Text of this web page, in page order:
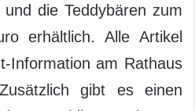
die Teddybären zum
erhältlich. Alle Artikel
Information am Rathaus
gibt es einen